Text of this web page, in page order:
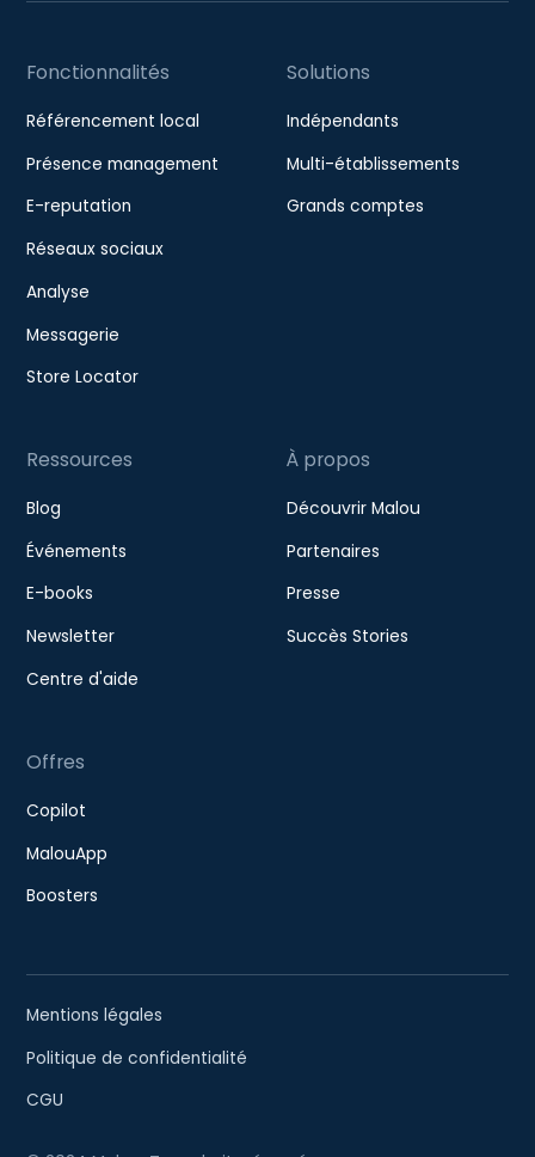
Fonctionnalités
Référencement local
Présence management
E-reputation
Réseaux sociaux
Analyse
Messagerie
Store Locator
Solutions
Indépendants
Multi-établissements
Grands comptes
Ressources
Blog
Événements
E-books
Newsletter
Centre d'aide
À propos
Découvrir Malou
Partenaires
Presse
Succès Stories
Offres
Copilot
MalouApp
Boosters
Mentions légales
Politique de confidentialité
CGU